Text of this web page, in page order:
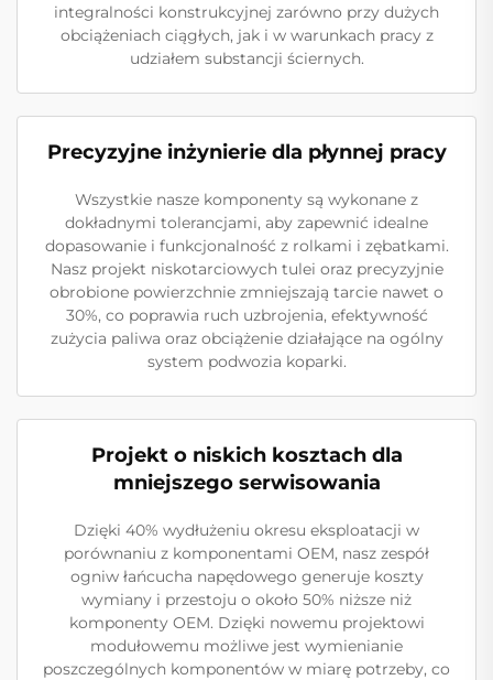
integralności konstrukcyjnej zarówno przy dużych
obciążeniach ciągłych, jak i w warunkach pracy z
udziałem substancji ściernych.
Precyzyjne inżynierie dla płynnej pracy
Wszystkie nasze komponenty są wykonane z
dokładnymi tolerancjami, aby zapewnić idealne
dopasowanie i funkcjonalność z rolkami i zębatkami.
Nasz projekt niskotarciowych tulei oraz precyzyjnie
obrobione powierzchnie zmniejszają tarcie nawet o
30%, co poprawia ruch uzbrojenia, efektywność
zużycia paliwa oraz obciążenie działające na ogólny
system podwozia koparki.
Projekt o niskich kosztach dla
mniejszego serwisowania
Dzięki 40% wydłużeniu okresu eksploatacji w
porównaniu z komponentami OEM, nasz zespół
ogniw łańcucha napędowego generuje koszty
wymiany i przestoju o około 50% niższe niż
komponenty OEM. Dzięki nowemu projektowi
modułowemu możliwe jest wymienianie
poszczególnych komponentów w miarę potrzeby, co